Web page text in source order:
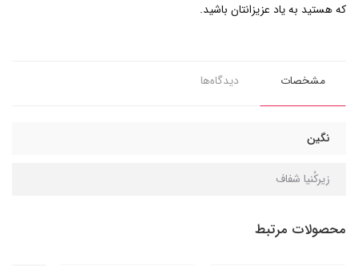
که هستید به یاد عزیزانتان باشید.
مشخصات دیدگاه‌ها
نگین
زیرکُنیا شفاف
محصولات مرتبط